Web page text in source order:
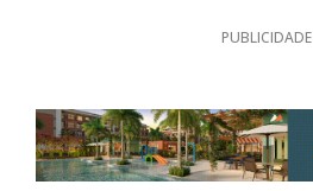
PUBLICIDADE